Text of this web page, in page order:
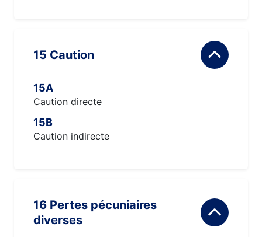
15 Caution
15A
Caution directe
15B
Caution indirecte
16 Pertes pécuniaires
diverses